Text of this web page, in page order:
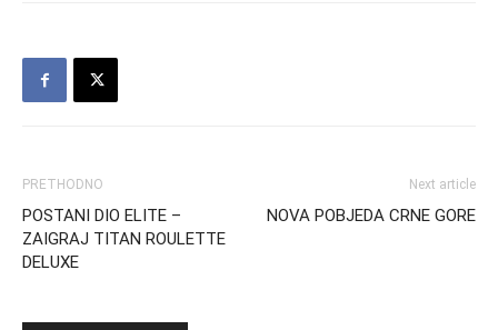
PRETHODNO
POSTANI DIO ELITE –
ZAIGRAJ TITAN ROULETTE
DELUXE
Next article
NOVA POBJEDA CRNE GORE